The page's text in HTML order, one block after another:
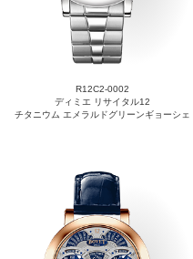
R12C2-0002
ディミエ リサイタル12
チタニウム エメラルドグリーンギョーシェ